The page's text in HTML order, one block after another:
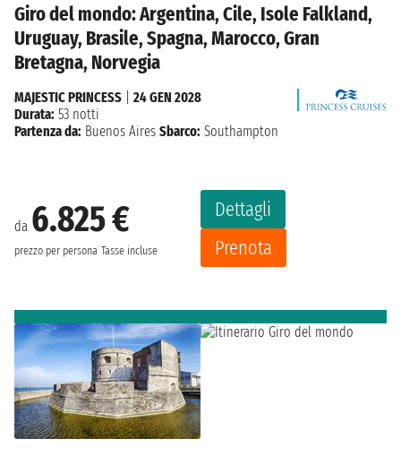
Giro del mondo: Argentina, Cile, Isole Falkland,
Uruguay, Brasile, Spagna, Marocco, Gran
Bretagna, Norvegia
da 6.825 €
prezzo per persona Tasse incluse
Dettagli
Prenota
MAJESTIC PRINCESS
24 GEN 2028
Durata: 53 notti
Partenza da: Buenos Aires Sbarco: Southampton